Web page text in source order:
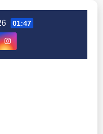
01:47